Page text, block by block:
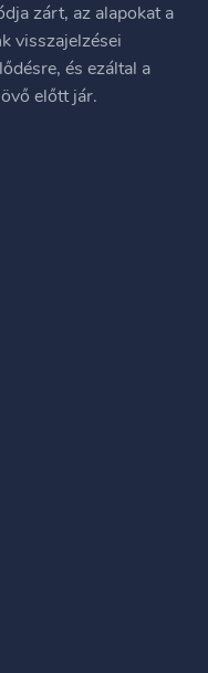
zárt, az alapokat a
visszajelzései
és ezáltal a
előtt jár.